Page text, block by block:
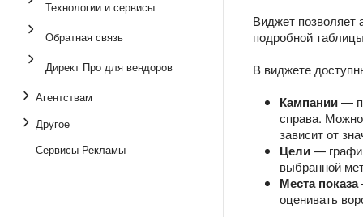
Технологии и сервисы
Обратная связь
Директ Про для вендоров
Агентствам
Другое
Сервисы Рекламы
Виджет позволяет
подробной
В виджете
Кампании—
справа. Можно
зависит от
Цели—
выбранной
Места показа
оценивать